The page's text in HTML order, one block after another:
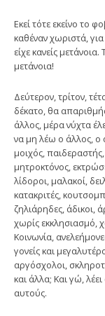
Εκεί τότε εκείνο το
καθέναν χωριστά,
είχε κανείς
μετάνοια!
Δεύτερον, τρίτον,
δέκατο, θα
άλλος, μέρα νύχτα
να μη λέω ο άλλος, ο
μοιχός,
μητροκτόνος,
λίδοροι, μαλακοί,
κατακριτές,
ζηλιάρηδες, άδικοι,
χωρίς εκκλησιασμό,
Κοινωνία,
γονείς και
αργόσχολοι,
και άλλα; Και γώ,
αυτούς.